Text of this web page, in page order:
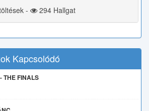
- 294 Hallgat
Kapcsolódó
THE FINALS